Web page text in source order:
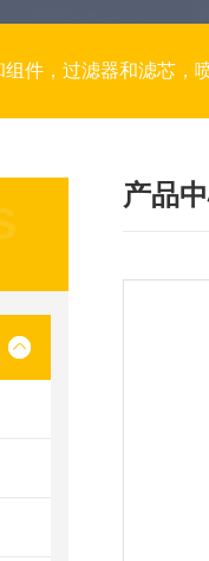
件，过滤器和滤芯，
产品